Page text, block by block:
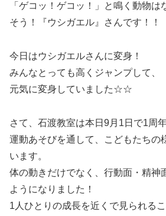
「ゲコッ！ゲコッ！」と鳴く動物は
そう！『ウシガエル』さんです！！
今日はウシガエルさんに変身！
みんなとっても高くジャンプして、
元気に変身していました☆☆
さて、石渡教室は本日9月1日で1周
運動あそびを通して、こどもたちの
います。
体の動きだけでなく、行動面・精神
ようになりました！
1人ひとりの成長を近くで見られる